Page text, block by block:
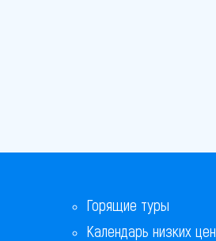
Горящие туры
Календарь низких цен